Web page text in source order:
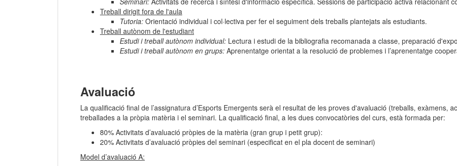
Treball dirigit fora de l'aula
Tutoria: Orientació individual i col·lectiva per fer el seguiment dels treballs plantejats als estudiants.
Treball autònom de l'estudiant
Estudi i treball autònom individual: Lectura i estudi de la bibliografia recomanada a classe, preparació
Estudi i treball autònom en grups: Aprenentatge orientat a la resolució de problemes i l’aprenentatge
Avaluació
La qualificació final de l’assignatura d’Esports Emergents serà el resultat de les proves d'avaluació (treballs, exàmens,
treballades a la pròpia matèria i el seminari. La qualificació final, a les dues convocatòries del curs, està formada per:
80% Activitats d’avaluació pròpies de la matèria (gran grup i petit grup):
20% Activitats d’avaluació pròpies del seminari (especificat en el pla docent de seminari)
Model d’avaluació A: